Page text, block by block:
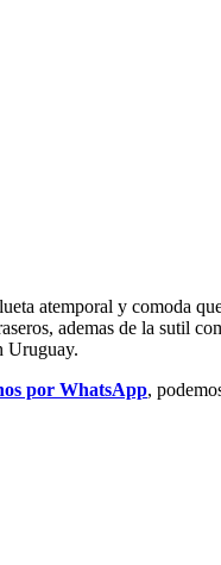
atemporal y comoda
ademas de la sutil
Uruguay.
por WhatsApp,